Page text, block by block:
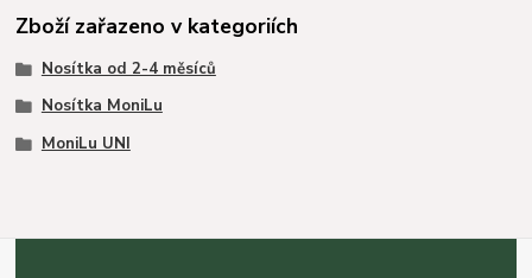
Zboží zařazeno v kategoriích
Nosítka od 2-4 měsíců
Nosítka MoniLu
MoniLu UNI